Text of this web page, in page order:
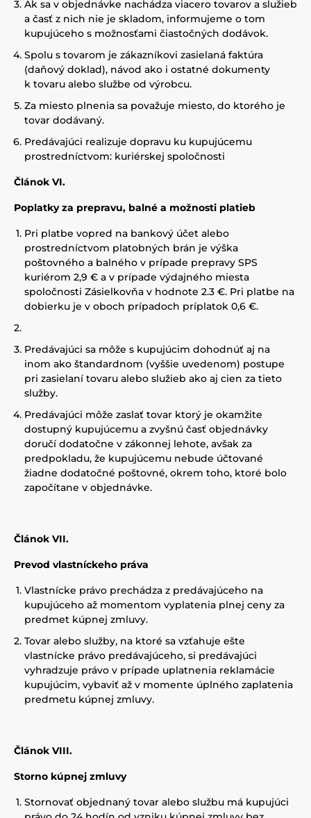
Ak sa v objednávke nachádza viacero tovarov a služieb
a časť z nich nie je skladom, informujeme o tom
kupujúceho s možnosťami čiastočných dodávok.
Spolu s tovarom je zákazníkovi zasielaná faktúra
(daňový doklad), návod ako i ostatné dokumenty
k tovaru alebo službe od výrobcu.
Za miesto plnenia sa považuje miesto, do ktorého je
tovar dodávaný.
Predávajúci realizuje dopravu ku kupujúcemu
prostredníctvom: kuriérskej spoločnosti
Článok VI.
Poplatky za prepravu, balné a možnosti platieb
Pri platbe vopred na bankový účet alebo
prostredníctvom platobných brán je výška
poštovného a balného v prípade prepravy SPS
kuriérom 2,9 € a v prípade výdajného miesta
spoločnosti Zásielkovňa v hodnote 2.3 €. Pri platbe na
dobierku je v oboch prípadoch príplatok 0,6 €.
Predávajúci sa môže s kupujúcim dohodnúť aj na
inom ako štandardnom (vyššie uvedenom) postupe
pri zasielaní tovaru alebo služieb ako aj cien za tieto
služby.
Predávajúci môže zaslať tovar ktorý je okamžite
dostupný kupujúcemu a zvyšnú časť objednávky
doručí dodatočne v zákonnej lehote, avšak za
predpokladu, že kupujúcemu nebude účtované
žiadne dodatočné poštovné, okrem toho, ktoré bolo
započítane v objednávke.
Článok VII.
Prevod vlastníckeho práva
Vlastnícke právo prechádza z predávajúceho na
kupujúceho až momentom vyplatenia plnej ceny za
predmet kúpnej zmluvy.
Tovar alebo služby, na ktoré sa vzťahuje ešte
vlastnícke právo predávajúceho, si predávajúci
vyhradzuje právo v prípade uplatnenia reklamácie
kupujúcim, vybaviť až v momente úplného zaplatenia
predmetu kúpnej zmluvy.
Článok VIII.
Storno kúpnej zmluvy
Stornovať objednaný tovar alebo službu má kupujúci